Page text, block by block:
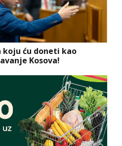
koju ću doneti kao
Kosova!